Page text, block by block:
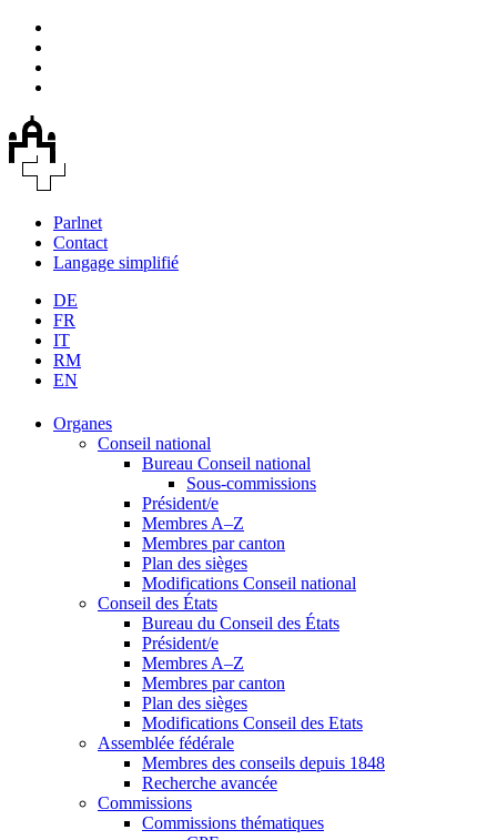
Parlnet
Contact
Langage simplifié
DE
FR
IT
RM
EN
Organes
Conseil national
Bureau Conseil national
Sous-commissions
Président/e
Membres A–Z
Membres par canton
Plan des sièges
Modifications Conseil national
Conseil des États
Bureau du Conseil des États
Président/e
Membres A–Z
Membres par canton
Plan des sièges
Modifications Conseil des Etats
Assemblée fédérale
Membres des conseils depuis 1848
Recherche avancée
Commissions
Commissions thématiques